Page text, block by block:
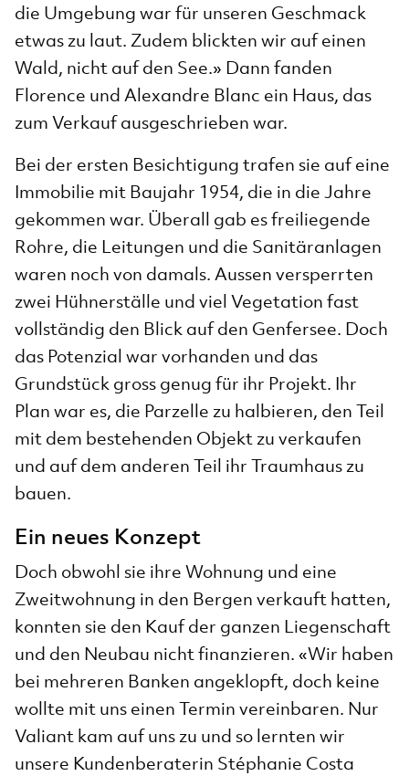
die Umgebung war für unseren Geschmack
etwas zu laut. Zudem blickten wir auf einen
Wald, nicht auf den See.» Dann fanden
Florence und Alexandre Blanc ein Haus, das
zum Verkauf ausgeschrieben war.
Bei der ersten Besichtigung trafen sie auf eine
Immobilie mit Baujahr 1954, die in die Jahre
gekommen war. Überall gab es freiliegende
Rohre, die Leitungen und die Sanitäranlagen
waren noch von damals. Aussen versperrten
zwei Hühnerställe und viel Vegetation fast
vollständig den Blick auf den Genfersee. Doch
das Potenzial war vorhanden und das
Grundstück gross genug für ihr Projekt. Ihr
Plan war es, die Parzelle zu halbieren, den Teil
mit dem bestehenden Objekt zu verkaufen
und auf dem anderen Teil ihr Traumhaus zu
bauen.
Ein neues Konzept
Doch obwohl sie ihre Wohnung und eine
Zweitwohnung in den Bergen verkauft hatten,
konnten sie den Kauf der ganzen Liegenschaft
und den Neubau nicht finanzieren. «Wir haben
bei mehreren Banken angeklopft, doch keine
wollte mit uns einen Termin vereinbaren. Nur
Valiant kam auf uns zu und so lernten wir
unsere Kundenberaterin Stéphanie Costa